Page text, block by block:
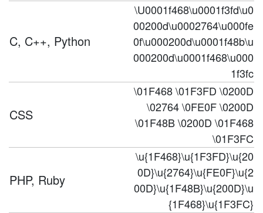
C, C++, Python
\U0001f468\u0001f3fd\u0
00200d\u0002764\u000fe
0f\u000200d\u0001f48b\u
000200d\u0001f468\u000
1f3fc
CSS
\01F468 \01F3FD \0200D
\02764 \0FE0F \0200D
\01F48B \0200D \01F468
\01F3FC
PHP, Ruby
\u{1F468}\u{1F3FD}\u{20
0D}\u{2764}\u{FE0F}\u{2
00D}\u{1F48B}\u{200D}\u
{1F468}\u{1F3FC}